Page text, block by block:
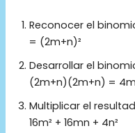
Reconocer el
= (2m+n)²
Desarrollar el
(2m+n)(2m+n) =
Multiplicar el
16m² + 16mn + 4n²